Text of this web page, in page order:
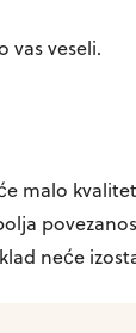
vas veseli.
malo
neće